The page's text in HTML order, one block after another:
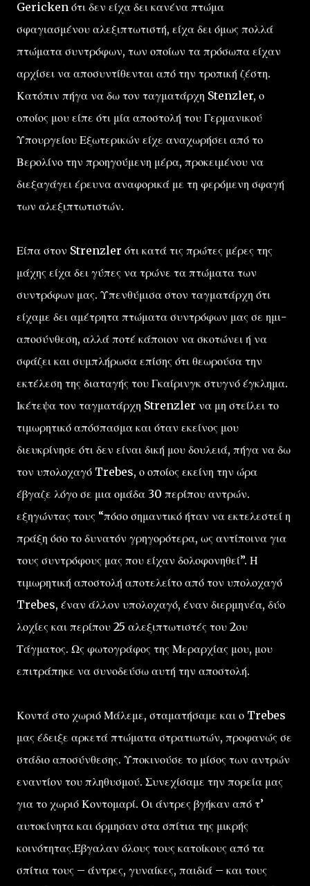
Gericken ότι δεν είχα δει κανένα πτώμα
σφαγιασμένου αλεξιπτωτιστή, είχα δει όμως πολλά
πτώματα συντρόφων, των οποίων τα πρόσωπα είχαν
αρχίσει να αποσυντίθενται από την τροπική ζέστη.
Κατόπιν πήγα να δω τον ταγματάρχη Stenzler, ο
οποίος μου είπε ότι μία αποστολή του Γερμανικού
Υπουργείου Εξωτερικών είχε αναχωρήσει από το
Βερολίνο την προηγούμενη μέρα, προκειμένου να
διεξαγάγει έρευνα αναφορικά με τη φερόμενη σφαγή
των αλεξιπτωτιστών.
Είπα στον Strenzler ότι κατά τις πρώτες μέρες της
μάχης είχα δει γύπες να τρώνε τα πτώματα των
συντρόφων μας. Υπενθύμισα στον ταγματάρχη ότι
είχαμε δει αμέτρητα πτώματα συντρόφων μας σε ημι-
αποσύνθεση, αλλά ποτέ κάποιον να σκοτώνει ή να
σφάζει και συμπλήρωσα επίσης ότι θεωρούσα την
εκτέλεση της διαταγής του Γκαίρινγκ στυγνό έγκλημα.
Ικέτεψα τον ταγματάρχη Strenzler να μη στείλει το
τιμωρητικό απόσπασμα και όταν εκείνος μου
διευκρίνησε ότι δεν είναι δική μου δουλειά, πήγα να δω
τον υπολοχαγό Trebes, ο οποίος εκείνη την ώρα
έβγαζε λόγο σε μια ομάδα 30 περίπου αντρών.
εξηγώντας τους “πόσο σημαντικό ήταν να εκτελεστεί η
πράξη όσο το δυνατόν γρηγορότερα, ως αντίποινα για
τους συντρόφους μας που είχαν δολοφονηθεί”. Η
τιμωρητική αποστολή αποτελείτο από τον υπολοχαγό
Trebes, έναν άλλον υπολοχαγό, έναν διερμηνέα, δύο
λοχίες και περίπου 25 αλεξιπτωτιστές του 2ου
Τάγματος. Ως φωτογράφος της Μεραρχίας μου, μου
επιτράπηκε να συνοδεύσω αυτή την αποστολή.
Κοντά στο χωριό Μάλεμε, σταματήσαμε και ο Trebes
μας έδειξε αρκετά πτώματα στρατιωτών, προφανώς σε
στάδιο αποσύνθεσης. Υποκινούσε το μίσος των αντρών
εναντίον του πληθυσμού. Συνεχίσαμε την πορεία μας
για το χωριό Κοντομαρί. Οι άντρες βγήκαν από τ’
αυτοκίνητα και όρμησαν στα σπίτια της μικρής
κοινότητας.Έβγαλαν όλους τους κατοίκους από τα
σπίτια τους – άντρες, γυναίκες, παιδιά – και τους